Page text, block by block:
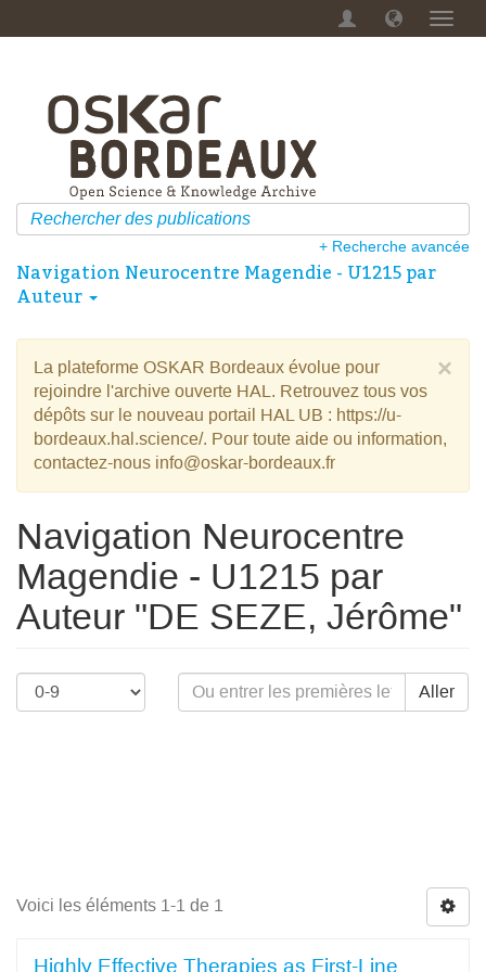
Menu
+ Recherche avancée
Navigation Neurocentre Magendie - U1215 par
Auteur
×
La plateforme OSKAR Bordeaux évolue pour
rejoindre l'archive ouverte HAL. Retrouvez tous vos
dépôts sur le nouveau portail HAL UB : https://u-
bordeaux.hal.science/. Pour toute aide ou information,
contactez-nous info@oskar-bordeaux.fr
Navigation Neurocentre
Magendie - U1215 par
Auteur "DE SEZE, Jérôme"
Aller
Voici les éléments 1-1 de 1
Highly Effective Therapies as First-Line